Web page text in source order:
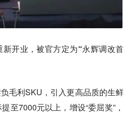
开业，被官方定为“永辉调改首
毛利SKU，引入更高品质的生鲜
至7000元以上，增设“委屈奖”，